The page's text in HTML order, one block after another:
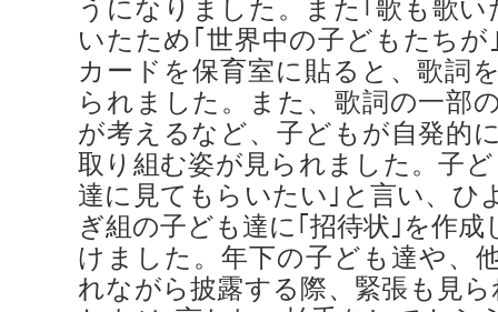
うになりました。また｢歌も歌
いたため｢世界中の子どもたち
カードを保育室に貼ると、歌詞
られました。また、歌詞の一部
が考えるなど、子どもが自発的
取り組む姿が見られました。子
達に見てもらいたい｣と言い、ひ
ぎ組の子ども達に｢招待状｣を作
けました。年下の子ども達や、
れながら披露する際、緊張も見